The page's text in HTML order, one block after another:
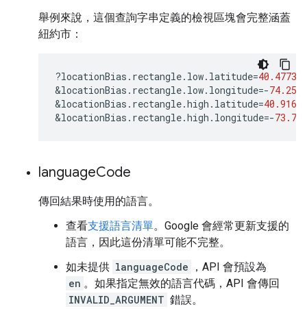
舉例來說，這個查詢字串定義的檢視區塊會完整涵蓋
紐約市：
?locationBias . rectangle. low. latitude=40.477398
&locationBias . rectangle. low. longitude=-
&locationBias . rectangle.high . latitude=40.91618
&locationBias . rectangle.high . longitude=-
languageCode
傳回結果時使用的語言。
查看支援語言清單。Google 會經常更新支援的
語言，因此這份清單可能不完整。
如未提供 languageCode
，API 會預設為
en 。如果指定無效的語言代碼，API 會傳回
INVALID_ARGUMENT 錯誤。